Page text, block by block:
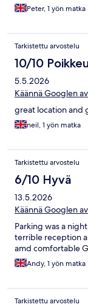
Peter, 1 yön matka
Tarkistettu arvostelu
10/10
5.5.2026
Käännä Googlen
great location and
neil, 1 yön matka
Tarkistettu arvostelu
6/10 Hyvä
13.5.2026
Käännä Googlen
Parking was a
terrible reception
amd comfortable
Andy, 1 yön matka
Tarkistettu arvostelu